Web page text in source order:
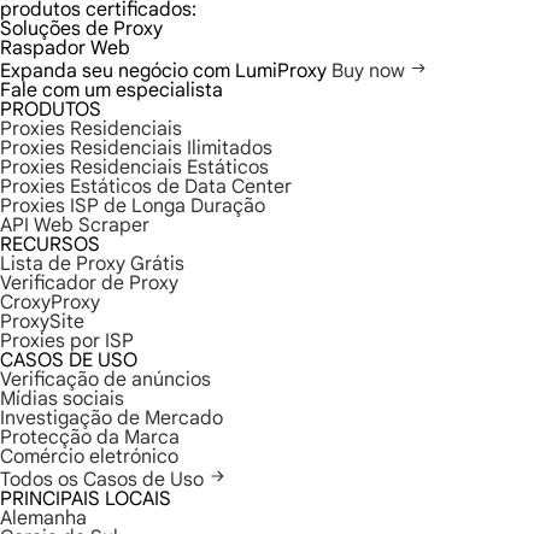
produtos certificados:
Soluções de Proxy
Raspador Web
Expanda seu negócio com LumiProxy Buy now
Fale com um especialista
PRODUTOS
Proxies Residenciais
Proxies Residenciais Ilimitados
Proxies Residenciais Estáticos
Proxies Estáticos de Data Center
Proxies ISP de Longa Duração
API Web Scraper
RECURSOS
Lista de Proxy Grátis
Verificador de Proxy
CroxyProxy
ProxySite
Proxies por ISP
CASOS DE USO
Verificação de anúncios
Mídias sociais
Investigação de Mercado
Protecção da Marca
Comércio eletrónico
Todos os Casos de Uso
PRINCIPAIS LOCAIS
Alemanha